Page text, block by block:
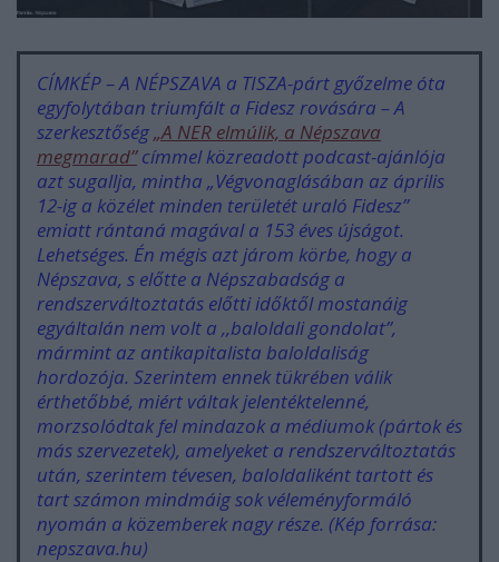
CÍMKÉP – A NÉPSZAVA a TISZA-párt győzelme óta
egyfolytában triumfált a Fidesz rovására – A
szerkesztőség„A NER elmúlik, a Népszava
megmarad”címmel közreadott podcast-ajánlója
azt sugallja, mintha „Végvonaglásában az április
12-ig a közélet minden területét uraló Fidesz”
emiatt rántaná magával a 153 éves újságot.
Lehetséges. Én mégis azt járom körbe, hogya
Népszava, s előtte a Népszabadság a
rendszerváltoztatás előtti időktől mostanáig
egyáltalán nem volt a ,,baloldali gondolat”,
mármint az antikapitalista baloldaliság
hordozója. Szerintem ennek tükrében válik
érthetőbbé, miért váltak jelentéktelenné,
morzsolódtak fel mindazok a médiumok (pártok és
más szervezetek), amelyeket a rendszerváltoztatás
után, szerintem tévesen, baloldaliként tartott és
tart számon mindmáig sok véleményformáló
nyomán a közemberek nagy része. (Kép forrása:
nepszava.hu)